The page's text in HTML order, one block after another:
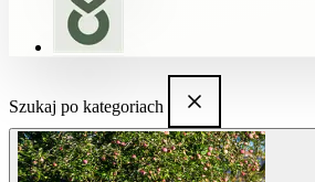
Szukaj po kategoriach